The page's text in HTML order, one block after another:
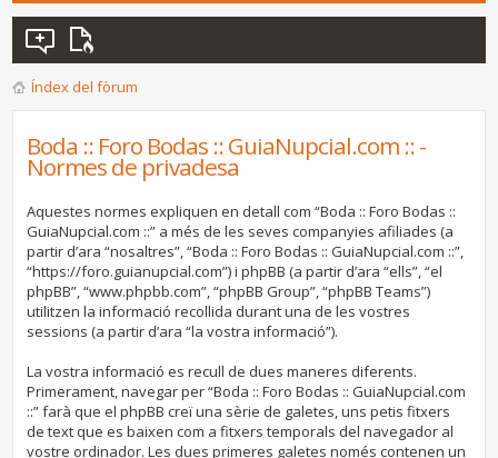
Índex del fòrum
Boda :: Foro Bodas :: GuiaNupcial.com :: -
Normes de privadesa
Aquestes normes expliquen en detall com “Boda :: Foro Bodas ::
GuiaNupcial.com ::” a més de les seves companyies afiliades (a
partir d’ara “nosaltres”, “Boda :: Foro Bodas :: GuiaNupcial.com ::”,
“https://foro.guianupcial.com”) i phpBB (a partir d’ara “ells”, “el
phpBB”, “www.phpbb.com”, “phpBB Group”, “phpBB Teams”)
utilitzen la informació recollida durant una de les vostres
sessions (a partir d’ara “la vostra informació”).
La vostra informació es recull de dues maneres diferents.
Primerament, navegar per “Boda :: Foro Bodas :: GuiaNupcial.com
::” farà que el phpBB creï una sèrie de galetes, uns petis fitxers
de text que es baixen com a fitxers temporals del navegador al
vostre ordinador. Les dues primeres galetes només contenen un